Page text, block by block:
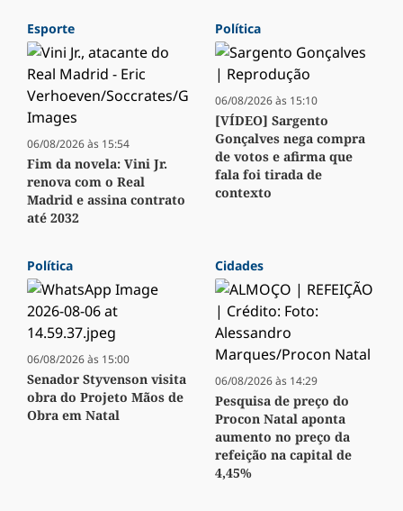
Esporte
06/08/2026 às 15:54
Fim da novela: Vini Jr.
renova com o Real
Madrid e assina contrato
até 2032
Política
06/08/2026 às 15:10
[VÍDEO] Sargento
Gonçalves nega compra
de votos e afirma que
fala foi tirada de
contexto
Política
06/08/2026 às 15:00
Senador Styvenson visita
obra do Projeto Mãos de
Obra em Natal
Cidades
06/08/2026 às 14:29
Pesquisa de preço do
Procon Natal aponta
aumento no preço da
refeição na capital de
4,45%